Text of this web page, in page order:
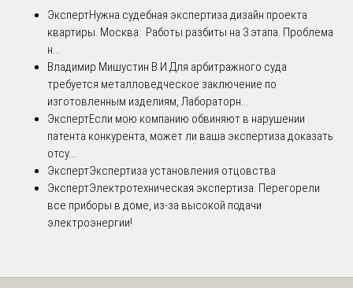
ЭкспертНужна судебная экспертиза дизайн проекта
квартиры. Москва. Работы разбиты на 3 этапа. Проблема
н...
Владимир Мишустин В.И.Для арбитражного суда
требуется металловедческое заключение по
изготовленным изделиям, Лабораторн...
ЭкспертЕсли мою компанию обвиняют в нарушении
патента конкурента, может ли ваша экспертиза доказать
отсу...
ЭкспертЭкспертиза установления отцовства
ЭкспертЭлектротехническая экспертиза. Перегорели
все приборы в доме, из-за высокой подачи
электроэнергии!